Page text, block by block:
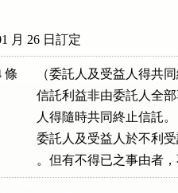
月 26 日訂定
條
（委託人及受益人得共同
信託利益非由委託人全
人得隨時共同終止信託。
委託人及受益人於不利
。但有不得已之事由者，